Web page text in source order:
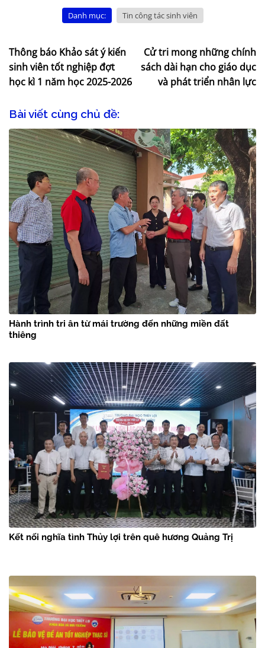
Danh mục: Tin công tác sinh viên
Thông báo Khảo sát ý kiến
sinh viên tốt nghiệp đợt
học kì 1 năm học 2025-2026
Cử tri mong những chính
sách dài hạn cho giáo dục
và phát triển nhân lực
Bài viết cùng chủ đề:
Hành trình tri ân từ mái trường đến những miền đất
thiêng
Kết nối nghĩa tình Thủy lợi trên quê hương Quảng Trị